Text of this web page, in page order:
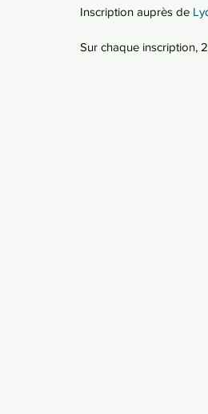
Inscription auprès de
Sur chaque inscription,